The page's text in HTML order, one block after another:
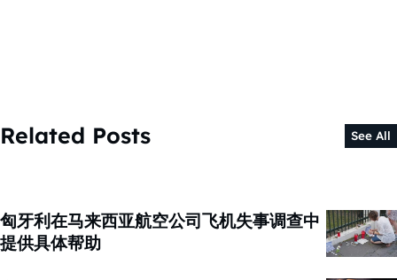
Related Posts See All
匈牙利在马来西亚航空公司飞机失事调查中
提供具体帮助